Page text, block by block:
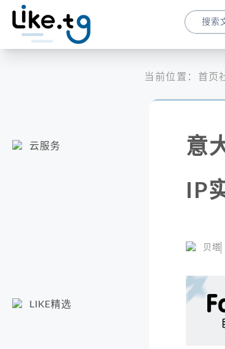
云服务
LIKE精选
当前位置： 首页
意
IP
贝塔